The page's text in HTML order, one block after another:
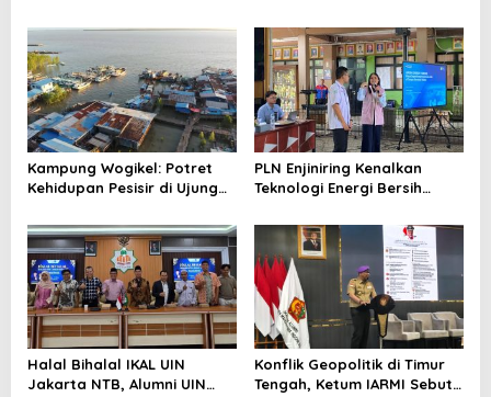
Menghindari Spekulasi
Berlebihan
Perubahan Iklim
Kampung Wogikel: Potret
Kehidupan Pesisir di Ujung
Bertahan di Tengah
Keterbatasan
PLN Enjiniring Kenalkan
Teknologi Energi Bersih
Halal Bihalal IKAL UIN
Jakarta NTB, Alumni UIN
Konflik Geopolitik di Timur
Tengah, Ketum IARMI Sebut